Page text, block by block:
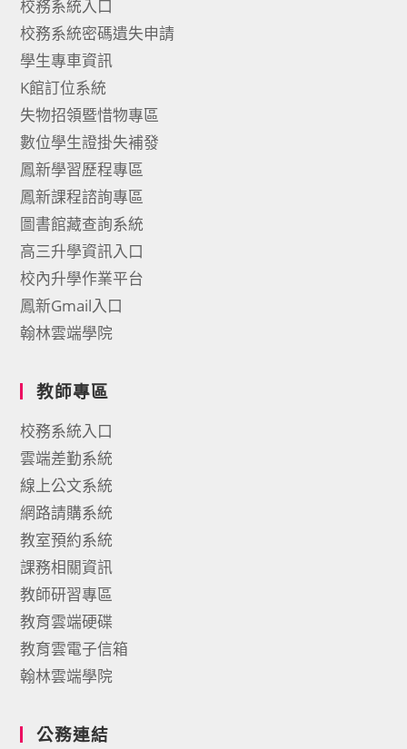
校務系統入口
校務系統密碼遺失申請
學生專車資訊
K館訂位系統
失物招領暨惜物專區
數位學生證掛失補發
鳳新學習歷程專區
鳳新課程諮詢專區
圖書館藏查詢系統
高三升學資訊入口
校內升學作業平台
鳳新Gmail入口
翰林雲端學院
教師專區
校務系統入口
雲端差勤系統
線上公文系統
網路請購系統
教室預約系統
課務相關資訊
教師研習專區
教育雲端硬碟
教育雲電子信箱
翰林雲端學院
公務連結